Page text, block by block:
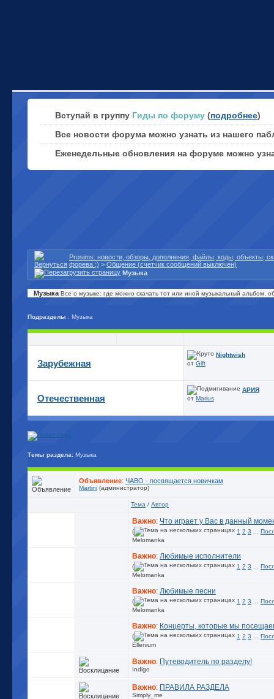
Вступай в группу Гиды по форуму (подробнее)
Все новости форума можно узнать из нашего
Еженедельные обновления на форуме можно
Prosims: новости, обзоры, дополнения, файлы, коды, объекты,
форева ;) > Общение (счетчик сообщений выключен)
Музыка
Музыка Все о музыке: где можно скачать тот или иной музыкальный альбом,
Подразделы : Музыка
Зарубежная
Nightwish
от Gift
Отечественная
АРИЯ
от Marius
Темы раздела: Музыка
Объявление: ЧАВО - посвящается новичкам
Martini (администратор)
Тема / Автор
Важно: Что играет у Вас в данный
( 1 2 3
Melomanka
Важно: Любимые исполнители
( 1 2 3
Melomanka
Важно: Любимые песни
( 1 2 3
Melomanka
Важно: Концерты, которые мы
( 1 2 3
Ellenium
Важно: Путеводитель по разделу!
Indigo
Важно: ПРАВИЛА РАЗДЕЛА
Simply_me